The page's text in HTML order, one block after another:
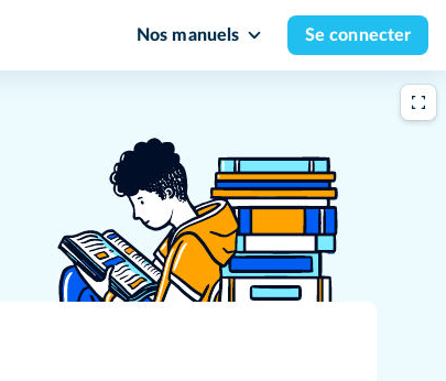
Nos manuels Se connecter